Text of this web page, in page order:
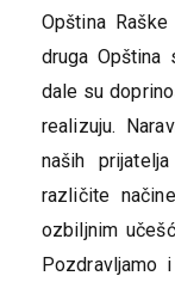
Opština
druga Opština
dale su
realizuju.
naših
različite
ozbiljnim